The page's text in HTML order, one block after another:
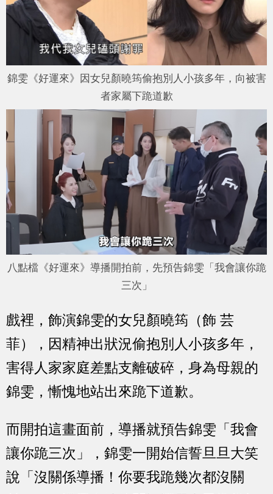
錦雯《好運來》因女兒顏曉筠偷抱別人小孩多年，向被害
者家屬下跪道歉
八點檔《好運來》導播開拍前，先預告錦雯「我會讓你跪
三次」
戲裡，飾演錦雯的女兒顏曉筠（飾 芸
菲），因精神出狀況偷抱別人小孩多年，
害得人家家庭差點支離破碎，身為母親的
錦雯，慚愧地站出來跪下道歉。
而開拍這畫面前，導播就預告錦雯「我會
讓你跪三次」，錦雯一開始信誓旦旦大笑
說「沒關係導播！你要我跪幾次都沒關